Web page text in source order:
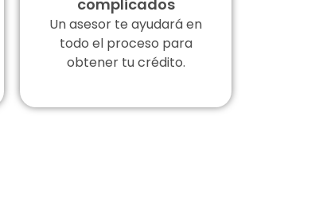
complicados
Un asesor te ayudará en
todo el proceso para
obtener tu crédito.